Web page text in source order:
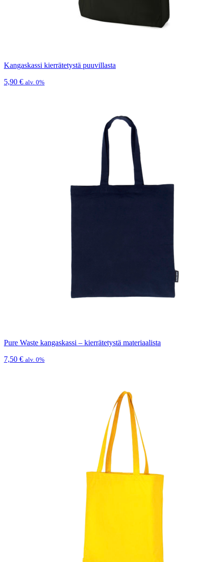
Kangaskassi kierrätetystä puuvillasta
5,90 € alv. 0%
Pure Waste kangaskassi – kierrätetystä materiaalista
7,50 € alv. 0%